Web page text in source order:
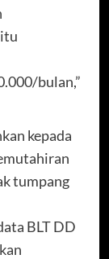
bulan,”
kepada
tumpang
BLT DD